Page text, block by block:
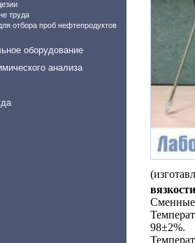
труда
отбора проб нефтепродуктов
оборудование
анализа
Сменные
98±2%.